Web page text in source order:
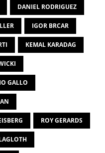
DANIEL RODRIGUEZ
IGOR BRCAR
KEMAL KARADAG
GALLO
ROY GERARDS